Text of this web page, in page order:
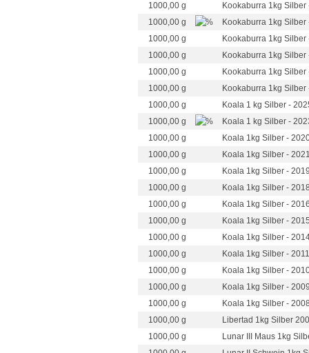
1000,00 g
Kookaburra 1kg Silber
1000,00 g
Kookaburra 1kg Silber
1000,00 g
Kookaburra 1kg Silber
1000,00 g
Kookaburra 1kg Silber
1000,00 g
Kookaburra 1kg Silber
1000,00 g
Kookaburra 1kg Silber
1000,00 g
Koala 1 kg Silber -
1000,00 g
Koala 1 kg Silber -
1000,00 g
Koala 1kg Silber -
1000,00 g
Koala 1kg Silber -
1000,00 g
Koala 1kg Silber -
1000,00 g
Koala 1kg Silber -
1000,00 g
Koala 1kg Silber -
1000,00 g
Koala 1kg Silber -
1000,00 g
Koala 1kg Silber -
1000,00 g
Koala 1kg Silber - 2011
1000,00 g
Koala 1kg Silber -
1000,00 g
Koala 1kg Silber -
1000,00 g
Koala 1kg Silber -
1000,00 g
Libertad 1kg Silber
1000,00 g
Lunar III Maus 1kg